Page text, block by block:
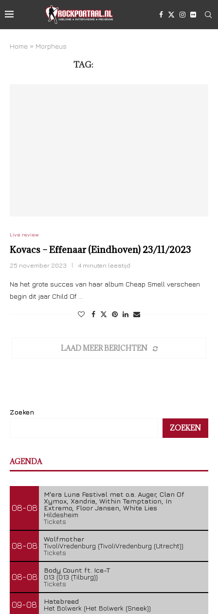
Home » Morpheus
TAG:
Live review
Kovacs – Effenaar (Eindhoven) 23/11/2023
25 november 2023 4 minuten leestijd
Na het grote succes van haar album Cheap Smell verscheen
begin dit jaar Child Of …
LAAD MEER BERICHTEN
Zoeken
ZOEKEN
AGENDA
08-08
M'era Luna Festival met o.a. Auger, Clan Of
Xymox, Xandria, Within Temptation, In
Extremo, Floor Jansen, White Lies
Hildesheim
Tickets
08-08
Wolfmother
TivoliVredenburg (TivoliVredenburg (Utrecht))
Tickets
08-08
Body Count ft. Ice-T
013 (013 (Tilburg))
Tickets
09-08
Hatebreed
Het Bolwerk (Het Bolwerk (Sneek))